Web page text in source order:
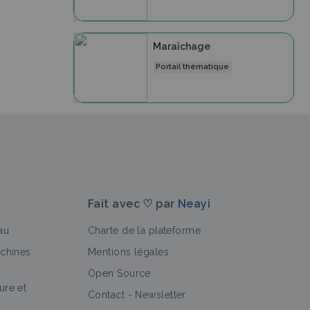
Maraîchage
Portail thématique
et
Fait avec ♡ par Neayi
Charte de la plateforme
Mentions légales
Open Source
Contact - Newsletter